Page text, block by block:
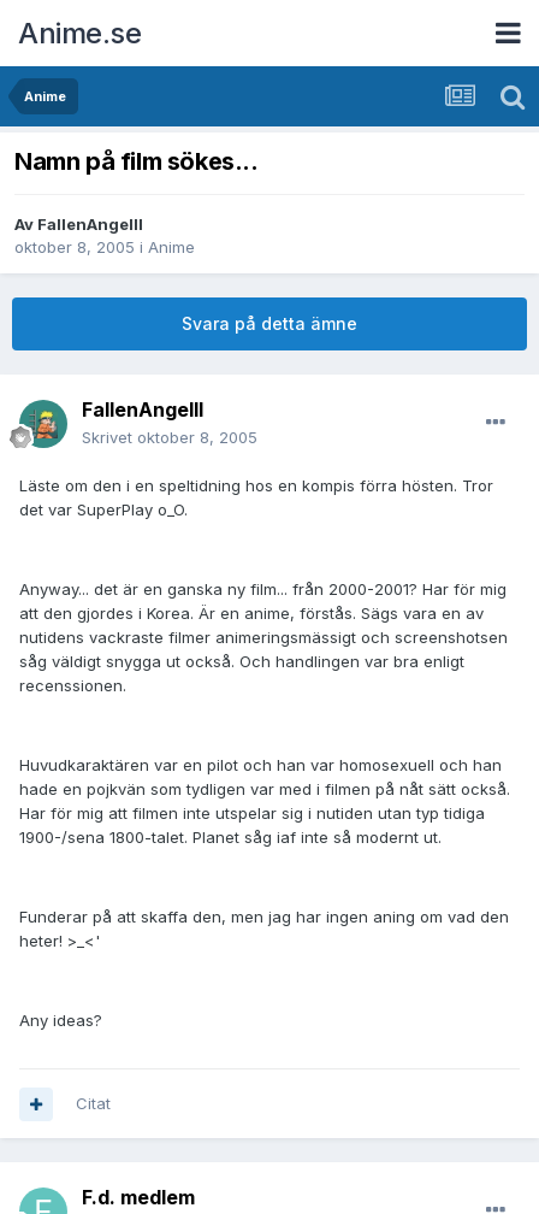
Anime.se
Anime
Namn på film sökes...
Av FallenAngelII
oktober 8, 2005 i Anime
Svara på detta ämne
FallenAngelII
Skrivet oktober 8, 2005
Läste om den i en speltidning hos en kompis förra hösten. Tror
det var SuperPlay o_O.
Anyway... det är en ganska ny film... från 2000-2001? Har för mig
att den gjordes i Korea. Är en anime, förstås. Sägs vara en av
nutidens vackraste filmer animeringsmässigt och screenshotsen
såg väldigt snygga ut också. Och handlingen var bra enligt
recenssionen.
Huvudkaraktären var en pilot och han var homosexuell och han
hade en pojkvän som tydligen var med i filmen på nåt sätt också.
Har för mig att filmen inte utspelar sig i nutiden utan typ tidiga
1900-/sena 1800-talet. Planet såg iaf inte så modernt ut.
Funderar på att skaffa den, men jag har ingen aning om vad den
heter! >_<'
Any ideas?
Citat
F.d. medlem